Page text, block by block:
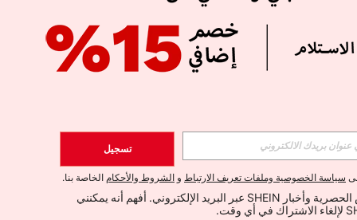
الإشتراك
اشتراك
تسجيل
سياسة الخصوصية وملفات تعريف الارتباط و الشروط والأحكام الخاصة بنا.
أود تلقي العروض الحصرية وأخبار SHEIN عبر البريد الإلكتروني. أفهم أنه يمكنني